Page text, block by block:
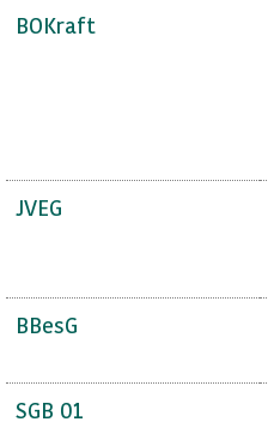
BOKraft
JVEG
BBesG
SGB 01